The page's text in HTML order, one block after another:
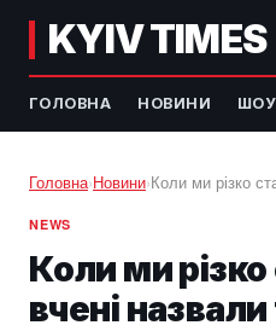
KYIV TIMES
ГОЛОВНА НОВИНИ
Головна›Новини›Коли ми різко
NEWS
Коли ми
вчені